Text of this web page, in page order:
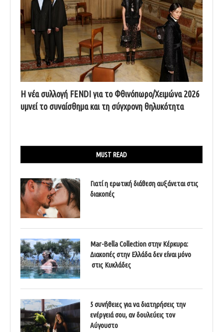
Η νέα συλλογή FENDI για το Φθινόπωρο/Χειμώνα 2026
υμνεί το συναίσθημα και τη σύγχρονη θηλυκότητα
MUST READ
Γιατί η ερωτική διάθεση αυξάνεται στις
διακοπές
Mar-Bella Collection στην Κέρκυρα:
Διακοπές στην Ελλάδα δεν είναι μόνο
στις Κυκλάδες
5 συνήθειες για να διατηρήσεις την
ενέργειά σου, αν δουλεύεις τον
Αύγουστο